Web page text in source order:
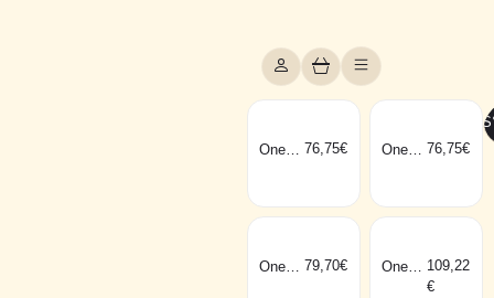
One
76,75€
One
76,75€
One
79,70€
One
109,22
€
FILTROS